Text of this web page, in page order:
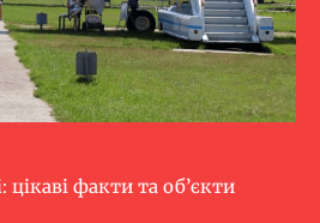
цікаві факти та об’єкти